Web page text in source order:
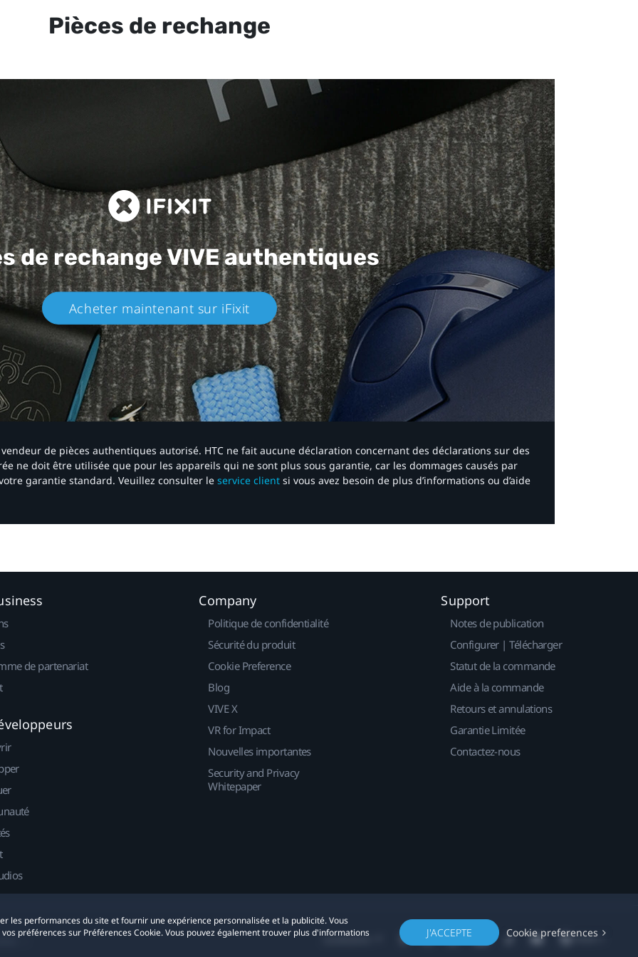
Pièces de rechange
de rechangeVIVE authentiques​
Acheter maintenant sur iFixit​
de pièces authentiques autorisé. HTC ne fait aucune déclaration concernant des déclarations sur des
ne doit être utilisée que pour les appareils qui ne sont plus sous garantie, car les dommages causés par
garantie standard. Veuillez consulter le service client si vous avez besoin de plus d’informations ou d’aide
les performances du site et fournir une expérience personnalisée et la publicité. Vous
préférences sur Préférences Cookie. Vous pouvez également trouver plus d'informations
J'ACCEPTE Cookie preferences
de partenariat
Company
Politique de confidentialité
Sécurité du produit
Cookie Preference
Blog
VIVE X
VR for Impact
Nouvelles importantes
Security and Privacy
Whitepaper
Support
Notes de publication
Configurer | Télécharger
Statut de la commande
Aide à la commande
Retours et annulations
Garantie Limitée
Contactez-nous
Localisation